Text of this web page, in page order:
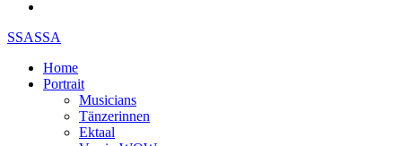
SSASSA
Home
Portrait
Musicians
Tänzerinnen
Ektaal